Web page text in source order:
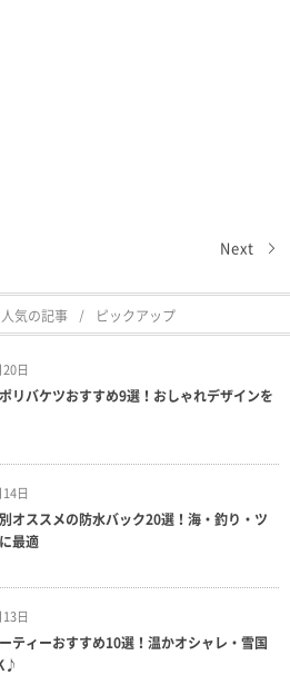
Next
人気の記事 ピックアップ
日
リバケツおすすめ9選！おしゃれデザインを
日
オススメの防水バック20選！海・釣り・ツ
最適
日
ティーおすすめ10選！温かオシャレ・雪国